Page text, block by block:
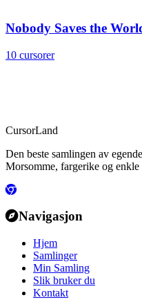
Nobody Saves the
10 cursorer
CursorLand
Den beste samlingen av
Morsomme, fargerike og enkle
Navigasjon
Hjem
Samlinger
Min Samling
Slik bruker du
Kontakt